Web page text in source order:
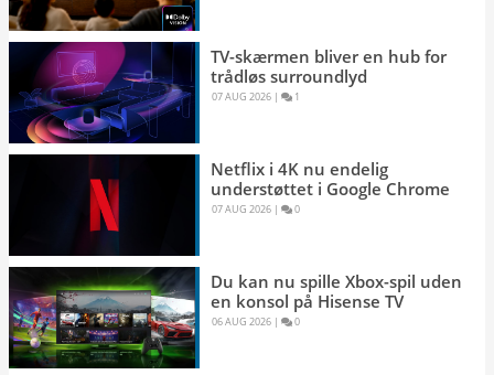
TV-skærmen bliver en hub for
trådløs surroundlyd
07 AUG 2026 | 1
Netflix i 4K nu endelig
understøttet i Google Chrome
07 AUG 2026 | 0
Du kan nu spille Xbox-spil uden
en konsol på Hisense TV
06 AUG 2026 | 0